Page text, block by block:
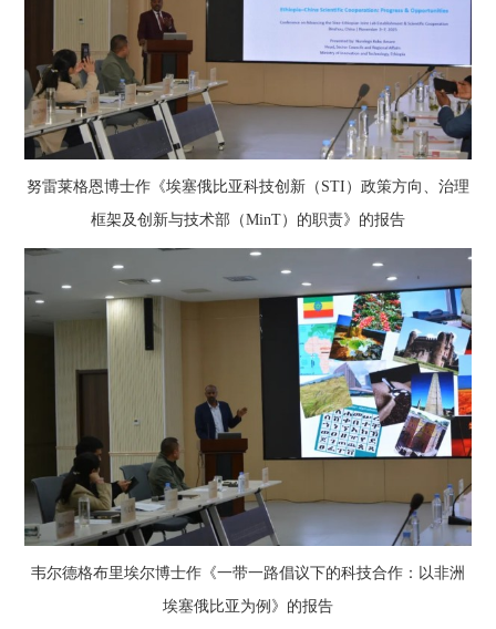
努雷莱格恩博士作《埃塞俄比亚科技创新（STI）政策方向、治理
框架及创新与技术部（MinT）的职责》的报告
韦尔德格布里埃尔博士作《一带一路倡议下的科技合作：以非洲
埃塞俄比亚为例》的报告